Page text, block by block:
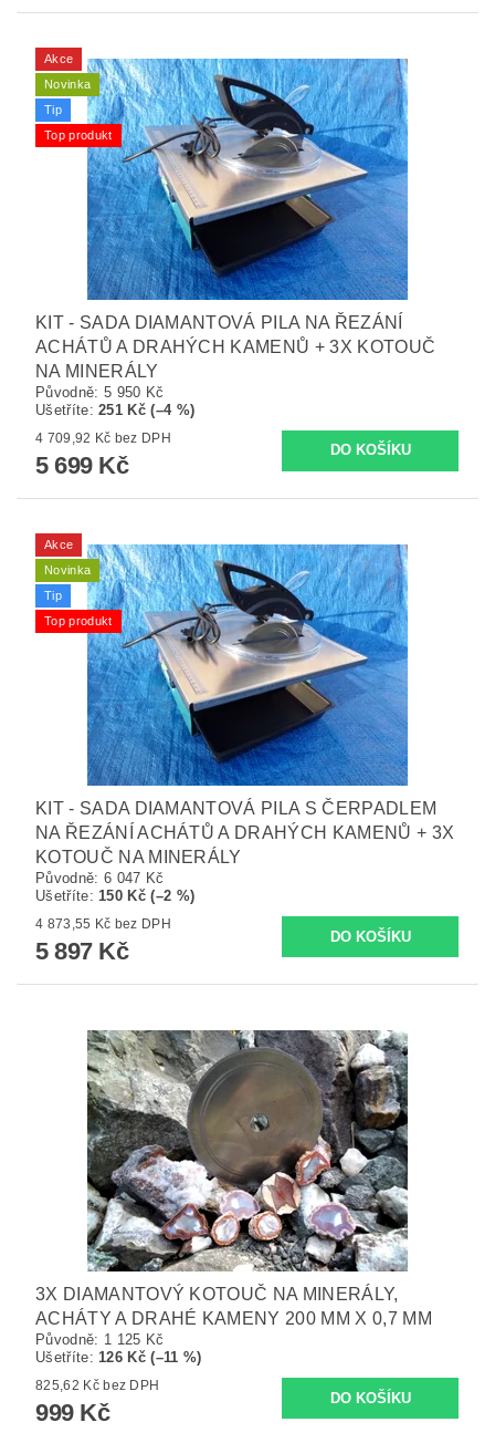
Akce
Novinka
Tip
Top produkt
KIT - SADA DIAMANTOVÁ PILA NA ŘEZÁNÍ
ACHÁTŮ A DRAHÝCH KAMENŮ + 3X KOTOUČ
NA MINERÁLY
Původně: 5 950 Kč
Ušetříte:251 Kč (–4 %)
4 709,92 Kč bez DPH
5 699 Kč
Akce
Novinka
Tip
Top produkt
KIT - SADA DIAMANTOVÁ PILA S ČERPADLEM
NA ŘEZÁNÍ ACHÁTŮ A DRAHÝCH KAMENŮ + 3X
KOTOUČ NA MINERÁLY
Původně: 6 047 Kč
Ušetříte: 150 Kč (–2 %)
4 873,55 Kč bez DPH
5 897 Kč
3X DIAMANTOVÝ KOTOUČ NA MINERÁLY,
ACHÁTY A DRAHÉ KAMENY 200 MM X 0,7 MM
Původně: 1 125 Kč
Ušetříte: 126 Kč (–11 %)
825,62 Kč bez DPH
999 Kč